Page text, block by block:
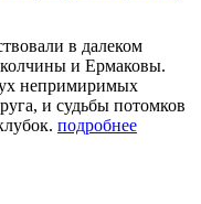
в далеком
и Ермаковы.
непримиримых
и судьбы потомков
подробнее